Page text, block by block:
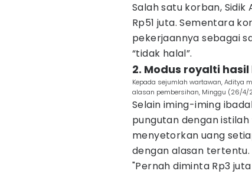
Salah satu korban,
Rp51 juta. Sementara
pekerjaannya sebagai
“tidak halal”.
2. Modus royalti
Kepada sejumlah wartawan, Aditya
alasan pembersihan, Minggu (26/4/
Selain iming-iming
pungutan dengan
menyetorkan uang
dengan alasan tertentu.
"Pernah diminta Rp3